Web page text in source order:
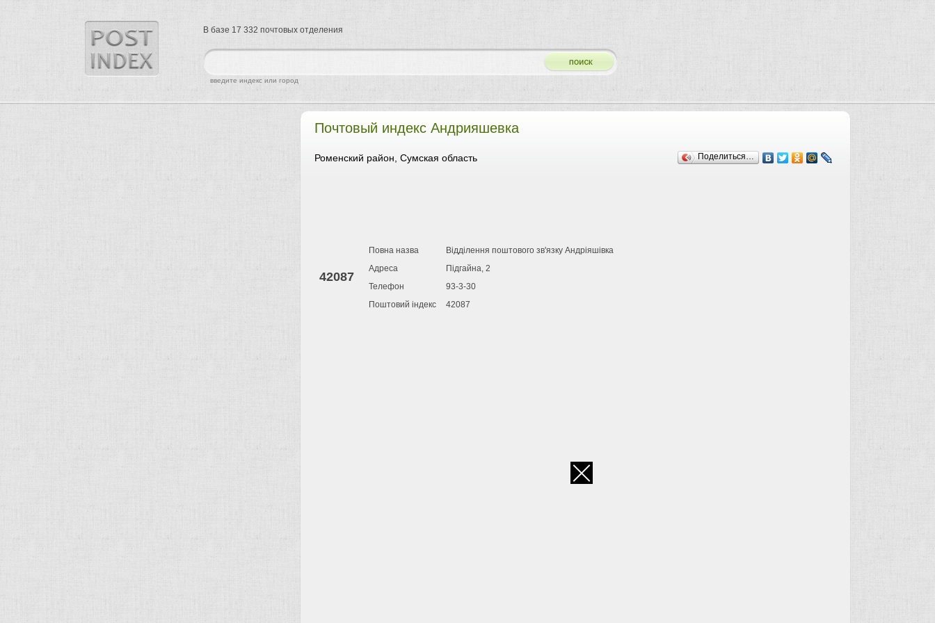
Почтовый индекс Андрияшевка
Поделиться…
Роменский район, Сумская область
42087
Повна назва
Відділення поштового зв'язку Андріяшівка
Адреса
Підгайна, 2
Телефон
93-3-30
Поштовий індекс
42087
найти
введите индекс или город
В базе 17 332 почтовых отделения